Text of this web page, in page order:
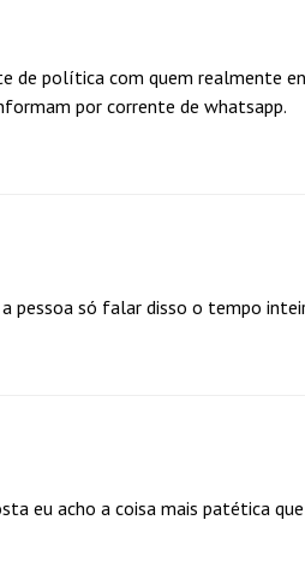
de política com quem realmente
por corrente de whatsapp.
pessoa só falar disso o tempo
eu acho a coisa mais patética